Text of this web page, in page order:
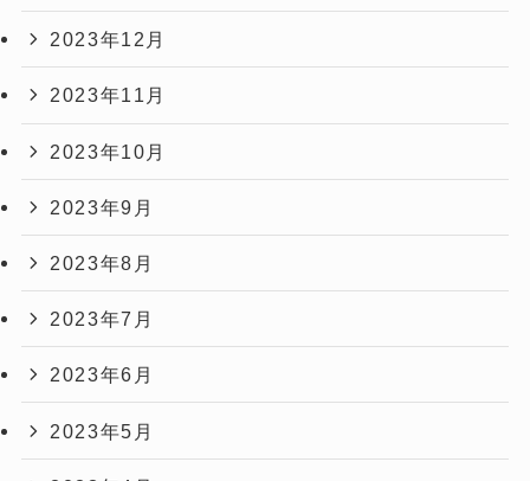
2023年12月
2023年11月
2023年10月
2023年9月
2023年8月
2023年7月
2023年6月
2023年5月